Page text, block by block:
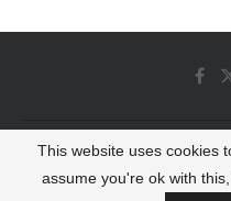
© 2022 - Luminous
This website uses cookies
assume you're ok with